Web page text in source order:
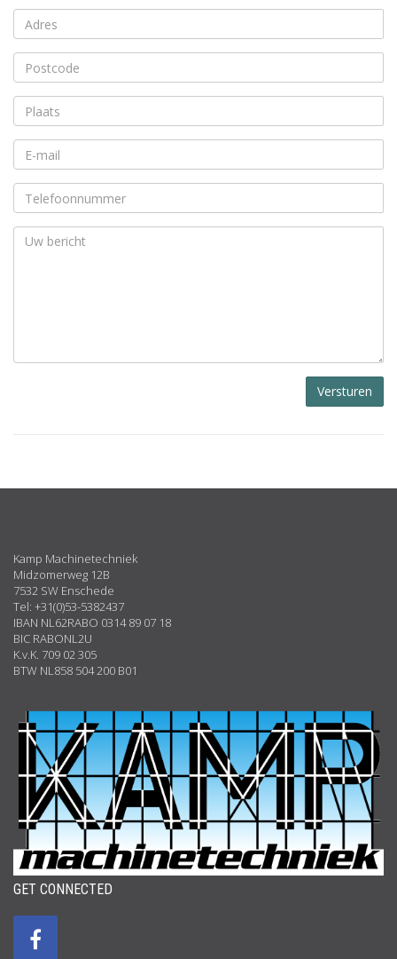
Versturen
US
Kamp Machinetechniek
Midzomerweg 12B
7532 SW Enschede
Tel: +31(0)53-5382437
IBAN NL62RABO 0314 89 07 18
BIC RABONL2U
K.v.K. 709 02 305
BTW NL858 504 200 B01
GET CONNECTED